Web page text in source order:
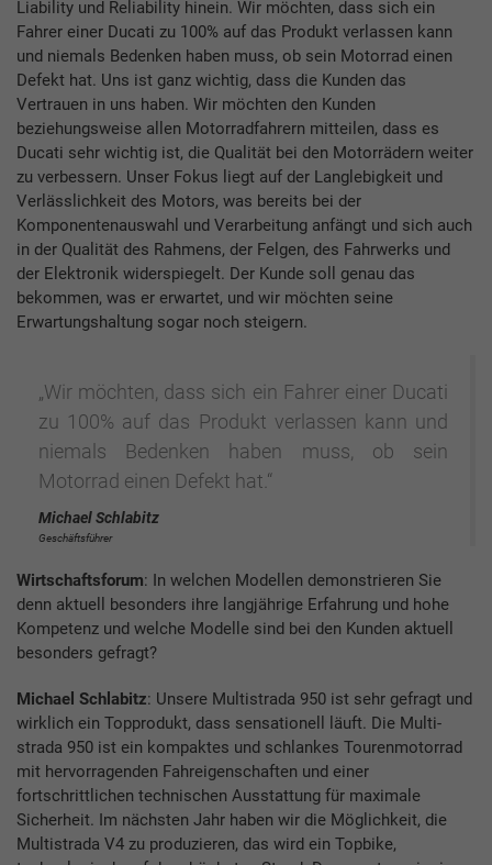
Liability und Reliability hinein. Wir möchten, dass sich ein
Fahrer einer Ducati zu 100% auf das Produkt verlassen kann
und niemals Bedenken haben muss, ob sein Motorrad einen
Defekt hat. Uns ist ganz wichtig, dass die Kunden das
Vertrauen in uns haben. Wir möchten den Kunden
beziehungsweise allen Motorradfahrern mitteilen, dass es
Ducati sehr wichtig ist, die Qualität bei den Motorrädern weiter
zu verbessern. Unser Fokus liegt auf der Langlebigkeit und
Verlässlichkeit des Motors, was bereits bei der
Komponentenauswahl und Verarbeitung anfängt und sich auch
in der Qualität des Rahmens, der Felgen, des Fahrwerks und
der Elektronik widerspiegelt. Der Kunde soll genau das
bekommen, was er erwartet, und wir möchten seine
Erwartungshaltung sogar noch steigern.
„Wir möchten, dass sich ein Fahrer einer Ducati
zu 100% auf das Produkt verlassen kann und
niemals Bedenken haben muss, ob sein
Motorrad einen Defekt hat.“
Michael Schlabitz
Geschäftsführer
Wirtschaftsforum: In welchen Modellen demonstrieren Sie
denn aktuell besonders ihre langjährige Erfahrung und hohe
Kompetenz und welche Modelle sind bei den Kunden aktuell
besonders gefragt?
Michael Schlabitz: Unsere Multistrada 950 ist sehr gefragt und
wirklich ein Topprodukt, dass sensationell läuft. Die Multi-
strada 950 ist ein kompaktes und schlankes Tourenmotorrad
mit hervorragenden Fahreigenschaften und einer
fortschrittlichen technischen Ausstattung für maximale
Sicherheit. Im nächsten Jahr haben wir die Möglichkeit, die
Multistrada V4 zu produzieren, das wird ein Topbike,